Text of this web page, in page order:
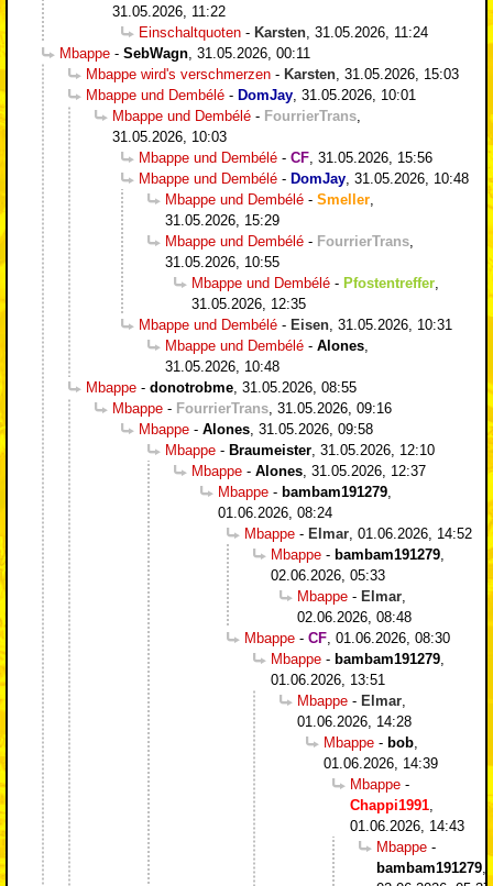
31.05.2026, 11:22
Einschaltquoten - Karsten 31.05.2026, 11:24
Mbappe - SebWagn 31.05.2026, 00:11
Mbappe wird's verschmerzen - Karsten 31.05.2026, 15:03
Mbappe und Dembélé - DomJay 31.05.2026, 10:01
Mbappe und Dembélé - FourrierTrans
31.05.2026, 10:03
Mbappe und Dembélé - CF 31.05.2026, 15:56
Mbappe und Dembélé - DomJay 31.05.2026, 10:48
Mbappe und Dembélé - Smeller
31.05.2026, 15:29
Mbappe und Dembélé - FourrierTrans
31.05.2026, 10:55
Mbappe und Dembélé - Pfostentreffer
31.05.2026, 12:35
Mbappe und Dembélé - Eisen 31.05.2026, 10:31
Mbappe und Dembélé - Alones
31.05.2026, 10:48
Mbappe - donotrobme 31.05.2026, 08:55
Mbappe - FourrierTrans 31.05.2026, 09:16
Mbappe - Alones 31.05.2026, 09:58
Mbappe - Braumeister 31.05.2026, 12:10
Mbappe - Alones 31.05.2026, 12:37
Mbappe - bambam191279
01.06.2026, 08:24
Mbappe - Elmar 01.06.2026, 14:52
Mbappe - bambam191279
02.06.2026, 05:33
Mbappe - Elmar
02.06.2026, 08:48
Mbappe - CF 01.06.2026, 08:30
Mbappe - bambam191279
01.06.2026, 13:51
Mbappe - Elmar
01.06.2026, 14:28
Mbappe - bob
01.06.2026, 14:39
Mbappe -
Chappi1991
01.06.2026, 14:43
Mbappe -
bambam191279